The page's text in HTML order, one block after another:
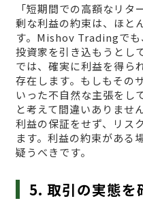
「短期間での高額なリ
剰な利益の約束は、ほと
す。Mishov Tradingでも
投資家を引き込もうとし
では、確実に利益を得ら
存在します。もしもその
いった不自然な主張をし
と考えて間違いありませ
利益の保証をせず、リス
ます。利益の約束がある
疑うべきです。
5. 取引の実態を